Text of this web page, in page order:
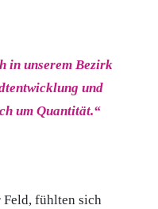
in unserem Bezirk
und
um Quantität.“
fühlten sich